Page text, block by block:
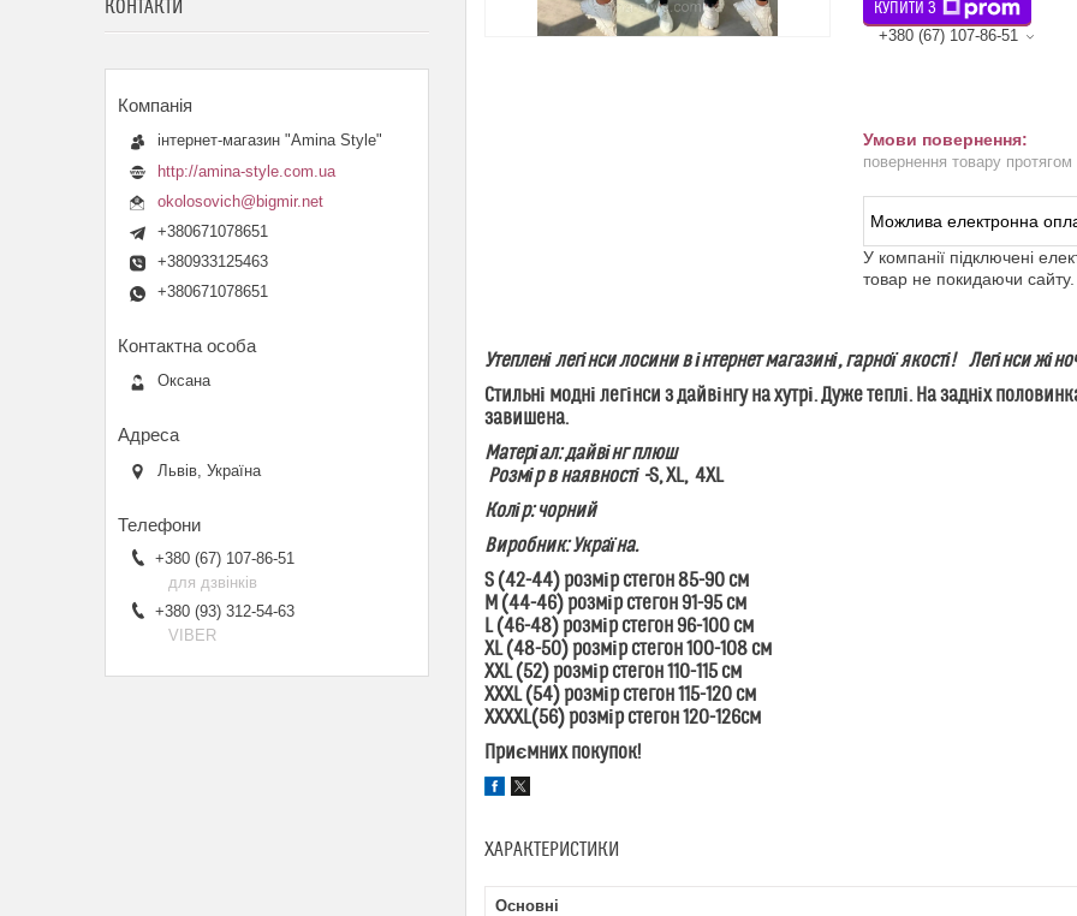
КУПИТИ З
+380 (67) 107-86-51
повернення товару протягом
У компанії підключені
товар не покидаючи сайту.
Утеплені легінси лосини в інтернет магазині, гарної якості!
Стильні модні легінси з дайвінгу на хутрі. Дуже теплі. На задніх
завишена.
Матеріал: дайвінг плюш
Розмір в наявності -S, XL, 4XL
Колір: чорний
Виробник: Україна.
S (42-44) розмір стегон 85-90 см
M (44-46) розмір стегон 91-95 см
L (46-48) розмір стегон 96-100 см
XL (48-50) розмір стегон 100-108 см
XXL (52) розмір стегон 110-115 см
XXXL (54) розмір стегон 115-120 см
XХXXL(56) розмір стегон 120-126см
Приємних покупок!
ХАРАКТЕРИСТИКИ
Основні
КОНТАКТИ
інтернет-магазин "Amina Style"
http://amina-style.com.ua
okolosovich@bigmir.net
+380671078651
+380933125463
+380671078651
Оксана
Львів, Україна
+380 (67) 107-86-51
для дзвінків
+380 (93) 312-54-63
VIBER